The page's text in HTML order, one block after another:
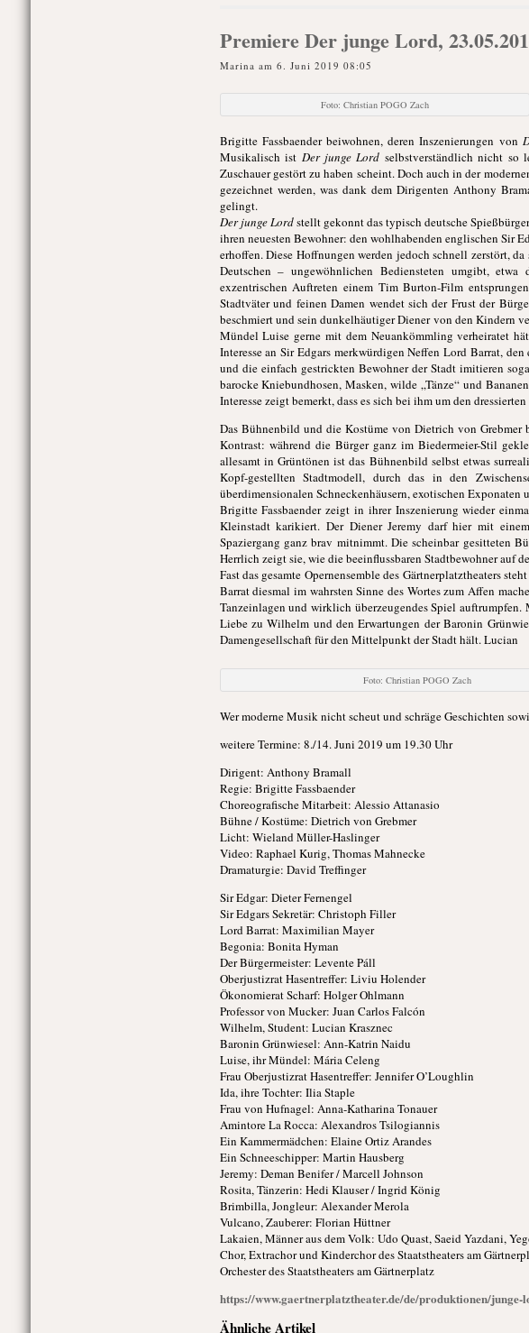
Premiere Der junge Lord,
Marina am 6. Juni 2019 08:05
Foto: Christian POGO Zach
Brigitte Fassbaender beiwohnen, deren Inszenierungen von
Musikalisch ist Der junge Lord selbstverständlich nicht so
Zuschauer gestört zu haben scheint. Doch auch in der
gezeichnet werden, was dank dem Dirigenten Anthony
gelingt.
Der junge Lordstellt gekonnt das typisch deutsche
ihren neuesten Bewohner: den wohlhabenden englischen Sir
erhoffen. Diese Hoffnungen werden jedoch schnell zerstört,
Deutschen – ungewöhnlichen Bediensteten umgibt,
exzentrischen Auftreten einem Tim Burton-Film
Stadtväter und feinen Damen wendet sich der Frust der
beschmiert und sein dunkelhäutiger Diener von den Kindern
Mündel Luise gerne mit dem Neuankömmling verheiratet
Interesse an Sir Edgars merkwürdigen Neffen Lord Barrat,
und die einfach gestrickten Bewohner der Stadt imitieren
barocke Kniebundhosen, Masken, wilde „Tänze“ und
Interesse zeigt bemerkt, dass es sich bei ihm um den
Das Bühnenbild und die Kostüme von Dietrich von Grebmer
Kontrast: während die Bürger ganz im Biedermeier-Stil
allesamt in Grüntönen ist das Bühnenbild selbst etwas
Kopf-gestellten Stadtmodell, durch das in den
überdimensionalen Schneckenhäusern, exotischen
Brigitte Fassbaender zeigt in ihrer Inszenierung wieder
Kleinstadt karikiert. Der Diener Jeremy darf hier mit
Spaziergang ganz brav mitnimmt. Die scheinbar gesitteten
Herrlich zeigt sie, wie die beeinflussbaren Stadtbewohner auf
Fast das gesamte Opernensemble des Gärtnerplatztheaters
Barrat diesmal im wahrsten Sinne des Wortes zum Affen
Tanzeinlagen und wirklich überzeugendes Spiel
Liebe zu Wilhelm und den Erwartungen der Baronin
Damengesellschaft für den Mittelpunkt der Stadt hält. Lucian
Foto: Christian POGO Zach
Wer moderne Musik nicht scheut und schräge Geschichten
weitere Termine: 8./14. Juni 2019 um 19.30 Uhr
Dirigent: Anthony Bramall
Regie: Brigitte Fassbaender
Choreografische Mitarbeit: Alessio Attanasio
Bühne / Kostüme: Dietrich von Grebmer
Licht: Wieland Müller-Haslinger
Video: Raphael Kurig, Thomas Mahnecke
Dramaturgie: David Treffinger
Sir Edgar: Dieter Fernengel
Sir Edgars Sekretär: Christoph Filler
Lord Barrat: Maximilian Mayer
Begonia: Bonita Hyman
Der Bürgermeister: Levente Páll
Oberjustizrat Hasentreffer: Liviu Holender
Ökonomierat Scharf: Holger Ohlmann
Professor von Mucker: Juan Carlos Falcón
Wilhelm, Student: Lucian Krasznec
Baronin Grünwiesel: Ann-Katrin Naidu
Luise, ihr Mündel: Mária Celeng
Frau Oberjustizrat Hasentreffer: Jennifer O’Loughlin
Ida, ihre Tochter: Ilia Staple
Frau von Hufnagel: Anna-Katharina Tonauer
Amintore La Rocca: Alexandros Tsilogiannis
Ein Kammermädchen: Elaine Ortiz Arandes
Ein Schneeschipper: Martin Hausberg
Jeremy: Deman Benifer / Marcell Johnson
Rosita, Tänzerin: Hedi Klauser / Ingrid König
Brimbilla, Jongleur: Alexander Merola
Vulcano, Zauberer: Florian Hüttner
Lakaien, Männer aus dem Volk: Udo Quast, Saeid Yazdani,
Chor, Extrachor und Kinderchor des Staatstheaters am
Orchester des Staatstheaters am Gärtnerplatz
https://www.gaertnerplatztheater.de/de/produktionen/
Ähnliche Artikel